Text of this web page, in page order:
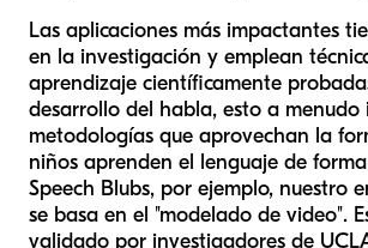
Las aplicaciones más impactantes
en la investigación y emplean
aprendizaje científicamente
desarrollo del habla, esto a menudo
metodologías que aprovechan la
niños aprenden el lenguaje de
Speech Blubs, por ejemplo, nuestro
se basa en el "modelado de video".
validado por investigadores de